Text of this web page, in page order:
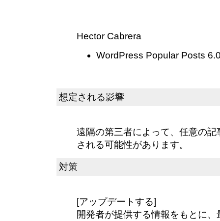
Hector Cabrera
WordPress Popular Posts
想定される影響
遠隔の第三者によって、任意の
される可能性があります。
対策
[アップデートする]
開発者が提供する情報をもとに